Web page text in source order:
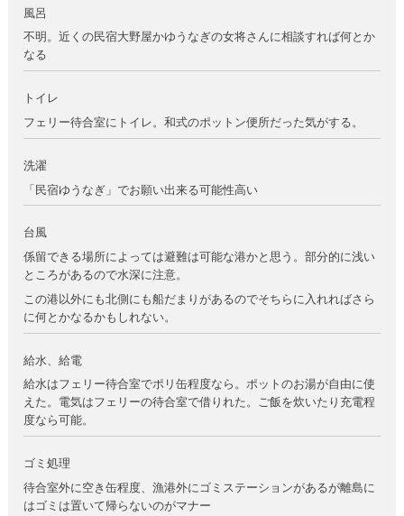
風呂
不明。近くの民宿大野屋かゆうなぎの女将さんに相談すれば何とか
なる
トイレ
フェリー待合室にトイレ。和式のポットン便所だった気がする。
洗濯
「民宿ゆうなぎ」でお願い出来る可能性高い
台風
係留できる場所によっては避難は可能な港かと思う。部分的に浅い
ところがあるので水深に注意。
この港以外にも北側にも船だまりがあるのでそちらに入れればさら
に何とかなるかもしれない。
給水、給電
給水はフェリー待合室でポリ缶程度なら。ポットのお湯が自由に使
えた。電気はフェリーの待合室で借りれた。ご飯を炊いたり充電程
度なら可能。
ゴミ処理
待合室外に空き缶程度、漁港外にゴミステーションがあるが離島に
はゴミは置いて帰らないのがマナー